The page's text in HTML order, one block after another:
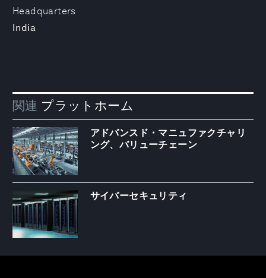
Headquarters
India
関連 プラットホーム
アドバンスド・マニュファクチャリ
ング、バリューチェーン
サイバーセキュリティ